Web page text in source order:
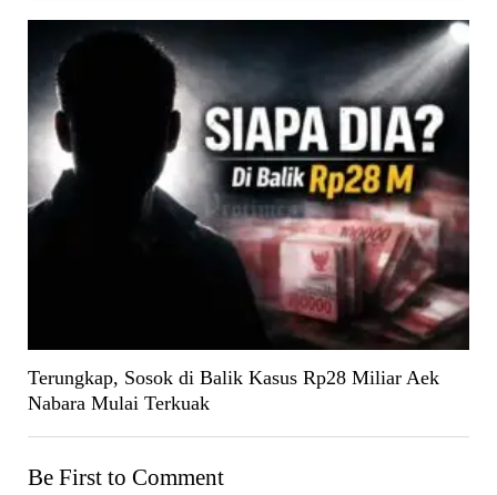
Terungkap, Sosok di Balik Kasus Rp28 Miliar Aek
Nabara Mulai Terkuak
Be First to Comment